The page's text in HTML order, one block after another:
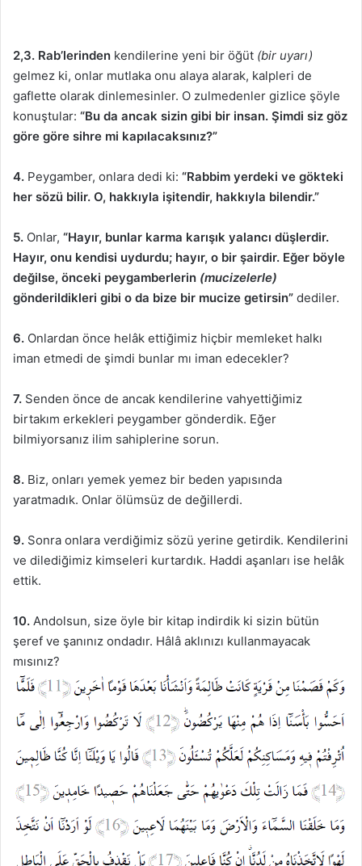
2,3. Rab’lerinden kendilerine yeni bir öğüt (bir uyarı)
gelmez ki, onlar mutlaka onu alaya alarak, kalpleri de
gaflette olarak dinlemesinler. O zulmedenler gizlice şöyle
konuştular: “Bu da ancak sizin gibi bir insan. Şimdi siz göz
göre göre sihre mi kapılacaksınız?”
4. Peygamber, onlara dedi ki: “Rabbim yerdeki ve gökteki
her sözü bilir. O, hakkıyla işitendir, hakkıyla bilendir.”
5. Onlar, “Hayır, bunlar karma karışık yalancı düşlerdir.
Hayır, onu kendisi uydurdu; hayır, o bir şairdir. Eğer böyle
değilse, önceki peygamberlerin (mucizelerle)
gönderildikleri gibi o da bize bir mucize getirsin” dediler.
6. Onlardan önce helâk ettiğimiz hiçbir memleket halkı
iman etmedi de şimdi bunlar mı iman edecekler?
7. Senden önce de ancak kendilerine vahyettiğimiz
birtakım erkekleri peygamber gönderdik. Eğer
bilmiyorsanız ilim sahiplerine sorun.
8. Biz, onları yemek yemez bir beden yapısında
yaratmadık. Onlar ölümsüz de değillerdi.
9. Sonra onlara verdiğimiz sözü yerine getirdik. Kendilerini
ve dilediğimiz kimseleri kurtardık. Haddi aşanları ise helâk
ettik.
10. Andolsun, size öyle bir kitap indirdik ki sizin bütün
şeref ve şanınız ondadır. Hâlâ aklınızı kullanmayacak
mısınız?